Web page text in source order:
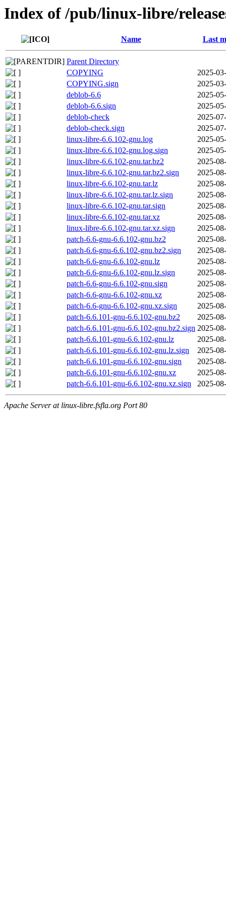
Index of /pub/linux-libre/
Name Last
Parent Directory
COPYING
2025-
COPYING.sign
2025-
deblob-6.6
2025-
deblob-6.6.sign
2025-
deblob-check
2025-
deblob-check.sign
2025-
linux-libre-6.6.102-gnu.log
2025-
linux-libre-6.6.102-gnu.log.sign
2025-
linux-libre-6.6.102-gnu.tar.bz2
2025-
linux-libre-6.6.102-gnu.tar.bz2.sign
2025-
linux-libre-6.6.102-gnu.tar.lz
2025-
linux-libre-6.6.102-gnu.tar.lz.sign
2025-
linux-libre-6.6.102-gnu.tar.sign
2025-
linux-libre-6.6.102-gnu.tar.xz
2025-
linux-libre-6.6.102-gnu.tar.xz.sign
2025-
patch-6.6-gnu-6.6.102-gnu.bz2
2025-
patch-6.6-gnu-6.6.102-gnu.bz2.sign
2025-
patch-6.6-gnu-6.6.102-gnu.lz
2025-
patch-6.6-gnu-6.6.102-gnu.lz.sign
2025-
patch-6.6-gnu-6.6.102-gnu.sign
2025-
patch-6.6-gnu-6.6.102-gnu.xz
2025-
patch-6.6-gnu-6.6.102-gnu.xz.sign
2025-
patch-6.6.101-gnu-6.6.102-gnu.bz2
2025-
patch-6.6.101-gnu-6.6.102-gnu.bz2.sign 2025-
patch-6.6.101-gnu-6.6.102-gnu.lz
2025-
patch-6.6.101-gnu-6.6.102-gnu.lz.sign
2025-
patch-6.6.101-gnu-6.6.102-gnu.sign
2025-
patch-6.6.101-gnu-6.6.102-gnu.xz
2025-
patch-6.6.101-gnu-6.6.102-gnu.xz.sign
2025-
Apache Server at linux-libre.fsfla.org Port 80